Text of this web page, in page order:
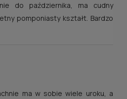
do października, ma cudny
pomponiasty kształt. Bardzo
ma w sobie wiele uroku, a